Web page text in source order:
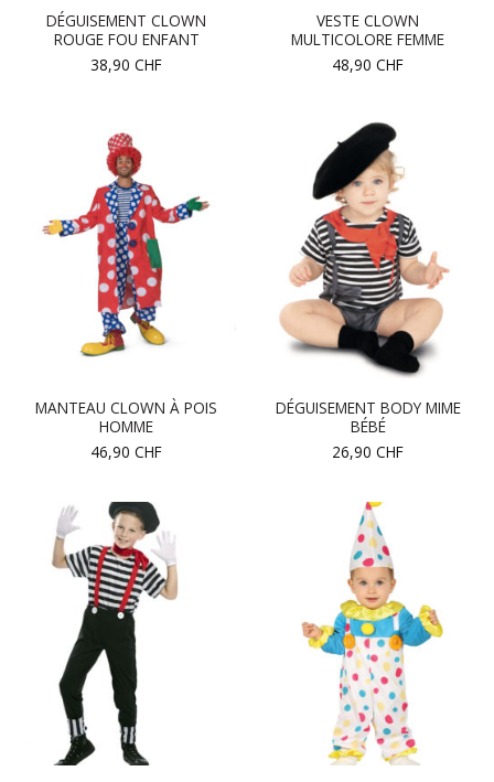
DÉGUISEMENT CLOWN
ROUGE FOU ENFANT
38,90 CHF
VESTE CLOWN
MULTICOLORE FEMME
48,90 CHF
MANTEAU CLOWN À POIS
HOMME
46,90 CHF
DÉGUISEMENT BODY MIME
BÉBÉ
26,90 CHF